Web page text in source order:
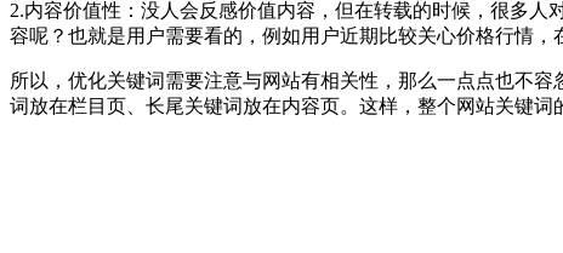
2.内容价值性：没人会反感价值内容，但在转载的时候，很多
容呢？也就是用户需要看的，例如用户近期比较关心价格行情
所以，优化关键词需要注意与网站有相关性，那么一点点也不
词放在栏目页、长尾关键词放在内容页。这样，整个网站关键